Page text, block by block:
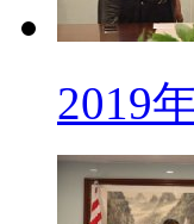
2019